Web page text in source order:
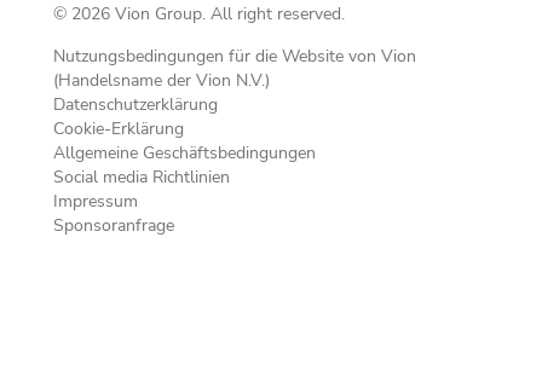
© 2026 Vion Group. All right reserved.
Nutzungsbedingungen für die Website von Vion
(Handelsname der Vion N.V.)
Datenschutzerklärung
Cookie-Erklärung
Allgemeine Geschäftsbedingungen
Social media Richtlinien
Impressum
Sponsoranfrage